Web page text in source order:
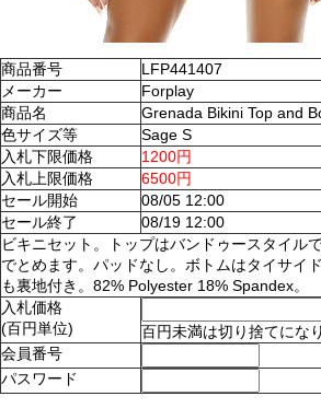
商品番号
LFP441407
メーカー
Forplay
商品名
Grenada Bikini Top and
色サイズ等
Sage S
入札下限価格
1200円
入札上限価格
6500円
セール開始
08/05 12:00
セール終了
08/19 12:00
ビキニセット。トップはバンドゥースタイル
でとめます。パッドなし。ボトムはタイサイ
も裏地付き。82% Polyester 18% Spandex。
入札価格
(百円単位)
百円未満は切り捨てにな
会員番号
パスワード